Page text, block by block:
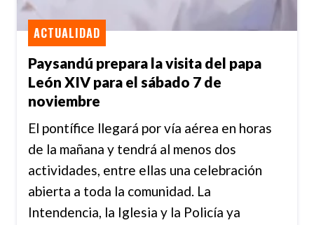
Paysandú prepara la visita del papa
León XIV para el sábado 7 de
noviembre
ACTUALIDAD
El pontífice llegará por vía aérea en horas
de la mañana y tendrá al menos dos
actividades, entre ellas una celebración
abierta a toda la comunidad. La
Intendencia, la Iglesia y la Policía ya